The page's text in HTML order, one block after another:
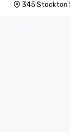
345 Stockton